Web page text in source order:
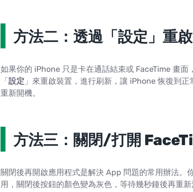
方法二：透過「設定」重
如果你的 iPhone 只是卡在通話結束或 FaceTime 畫
「設定 」來重啟裝置，進行刷新，讓 iPhone 恢復到正
重新開機。
方法三：關閉/打開
關閉後再開啟應用程式是解決 App 問題的常用辦法。
用，關閉後按鈕的顏色變為灰色，等待幾秒鐘後再重新